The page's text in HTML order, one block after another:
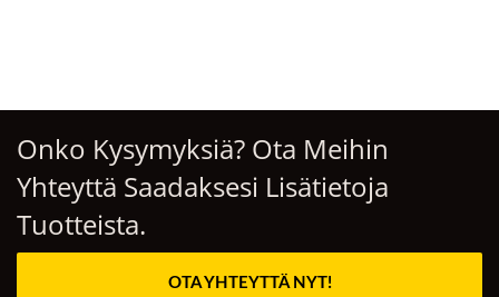
Onko Kysymyksiä? Ota Meihin
Yhteyttä Saadaksesi Lisätietoja
Tuotteista.
OTA YHTEYTTÄ NYT!